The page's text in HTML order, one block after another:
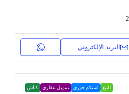
البريد الإلكتروني
للبيع استلام فوري تمويل عقاري كـاش